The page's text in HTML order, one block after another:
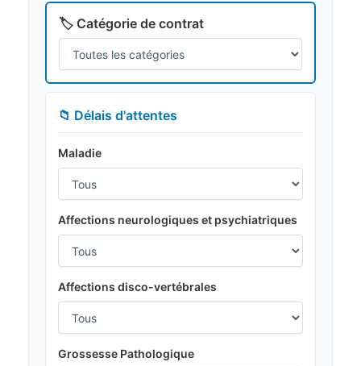
🏷️ Catégorie de contrat
📁 Délais d'attentes
Maladie
Affections neurologiques et psychiatriques
Affections disco-vertébrales
Grossesse Pathologique